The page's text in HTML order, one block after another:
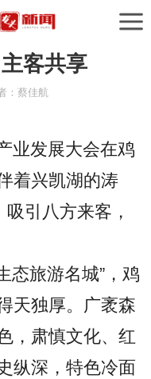
客共享
：蔡佳航
业发展大会在鸡
着兴凯湖的涛
吸引八方来客，
态旅游名城”，鸡
天独厚。广袤森
，肃慎文化、红
纵深，特色冷面